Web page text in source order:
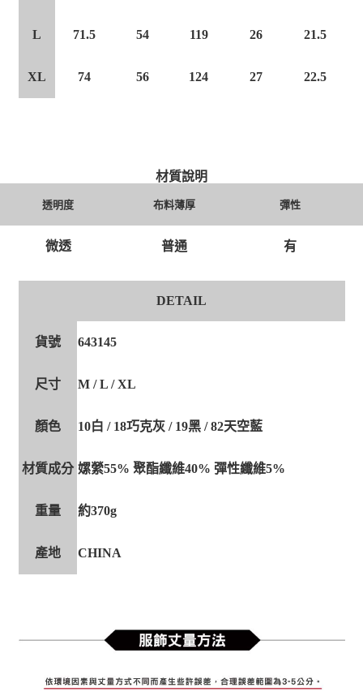
L 71.5 54 119 26 21.5
XL 74 56 124 27 22.5
材質說明
透明度 布料薄厚 彈性
微透 普通 有
DETAIL
貨號 643145
尺寸 M / L / XL
顏色 10白 / 18巧克灰 / 19黑 / 82天空藍
材質成分 嫘縈55% 聚酯纖維40% 彈性纖維5%
重量 約370g
產地 CHINA